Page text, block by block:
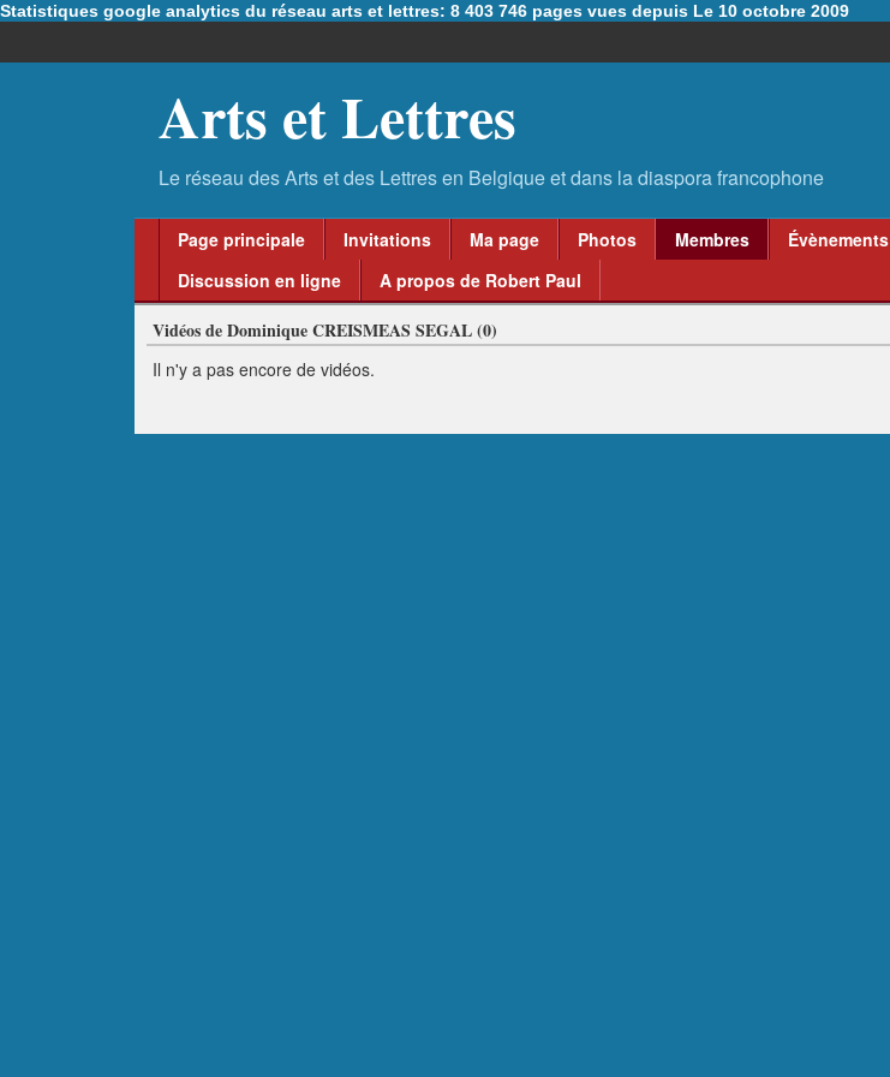
Statistiques google analytics du réseau arts et lettres: 8 403 746 pages vues depuis Le 10 octobre 2009
Arts et Lettres
Page principale Invitations Ma page Photos Membres Évènements
Discussion en ligne
A propos de Robert Paul
Vidéos de Dominique CREISMEAS SEGAL (0)
Il n'y a pas encore de vidéos.